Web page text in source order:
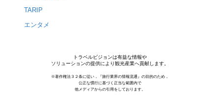
TARIP
エンタメ
トラベルビジョンは有益な情報や
ソリューションの提供により観光産業へ貢献します。
※著作権法３２条に従い，『旅行業界の情報流通』の目的のため，
公正な慣行に基づく正当な範囲内で
他メディアからの引用をしております。